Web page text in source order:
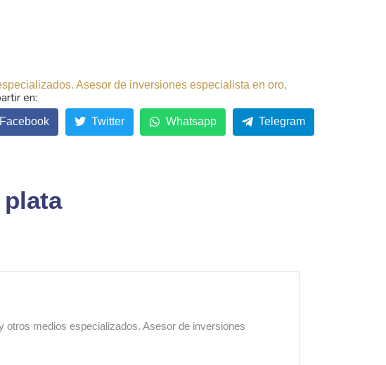
Asesor de inversiones especialista en oro,
plata
Facebook Twitter Whatsapp Telegram
medios especializados. Asesor de inversiones